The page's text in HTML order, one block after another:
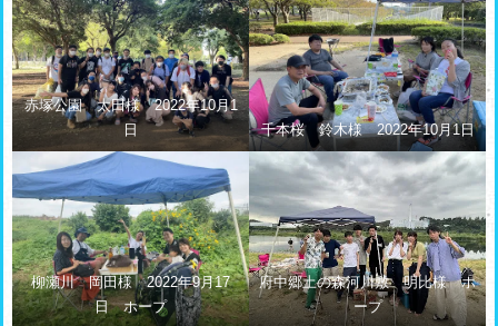
赤塚公園 太田様 2022年10月1
日
千本桜 鈴木様 2022年10月1日
柳瀬川 岡田様 2022年9月17
日 ホープ
府中郷土の森河川敷 明比様 ホ
ープ